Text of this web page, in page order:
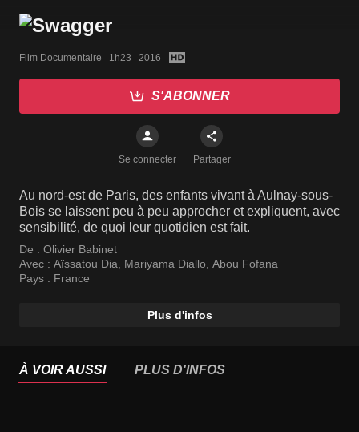
Film Documentaire   1h23   2016
S'ABONNER
Se connecter Partager
Au nord-est de Paris, des enfants vivant à Aulnay-sous-
Bois se laissent peu à peu approcher et expliquent, avec
sensibilité, de quoi leur quotidien est fait.
De : Olivier Babinet
Avec : Aïssatou Dia, Mariyama Diallo, Abou Fofana
Pays : France
Plus d'infos
À VOIR AUSSI PLUS D'INFOS